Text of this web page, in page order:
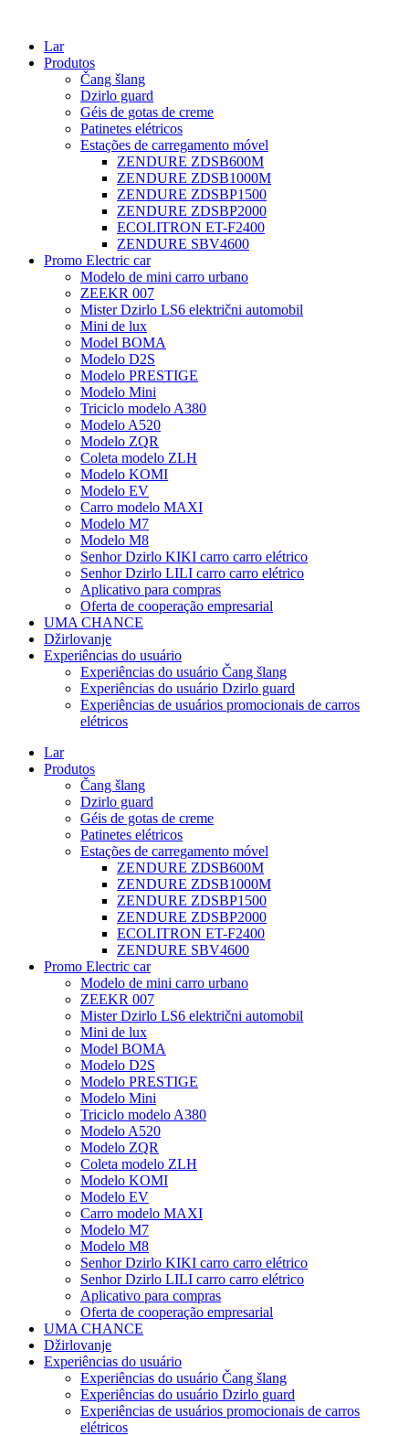
Lar
Produtos
Čang šlang
Dzirlo guard
Géis de gotas de creme
Patinetes elétricos
Estações de carregamento móvel
ZENDURE ZDSB600M
ZENDURE ZDSB1000M
ZENDURE ZDSBP1500
ZENDURE ZDSBP2000
ECOLITRON ET-F2400
ZENDURE SBV4600
Promo Electric car
Modelo de mini carro urbano
ZEEKR 007
Mister Dzirlo LS6 električni automobil
Mini de lux
Model BOMA
Modelo D2S
Modelo PRESTIGE
Modelo Mini
Triciclo modelo A380
Modelo A520
Modelo ZQR
Coleta modelo ZLH
Modelo KOMI
Modelo EV
Carro modelo MAXI
Modelo M7
Modelo M8
Senhor Dzirlo KIKI carro carro elétrico
Senhor Dzirlo LILI carro carro elétrico
Aplicativo para compras
Oferta de cooperação empresarial
UMA CHANCE
Džirlovanje
Experiências do usuário
Experiências do usuário Čang šlang
Experiências do usuário Dzirlo guard
Experiências de usuários promocionais de carros
elétricos
Lar
Produtos
Čang šlang
Dzirlo guard
Géis de gotas de creme
Patinetes elétricos
Estações de carregamento móvel
ZENDURE ZDSB600M
ZENDURE ZDSB1000M
ZENDURE ZDSBP1500
ZENDURE ZDSBP2000
ECOLITRON ET-F2400
ZENDURE SBV4600
Promo Electric car
Modelo de mini carro urbano
ZEEKR 007
Mister Dzirlo LS6 električni automobil
Mini de lux
Model BOMA
Modelo D2S
Modelo PRESTIGE
Modelo Mini
Triciclo modelo A380
Modelo A520
Modelo ZQR
Coleta modelo ZLH
Modelo KOMI
Modelo EV
Carro modelo MAXI
Modelo M7
Modelo M8
Senhor Dzirlo KIKI carro carro elétrico
Senhor Dzirlo LILI carro carro elétrico
Aplicativo para compras
Oferta de cooperação empresarial
UMA CHANCE
Džirlovanje
Experiências do usuário
Experiências do usuário Čang šlang
Experiências do usuário Dzirlo guard
Experiências de usuários promocionais de carros
elétricos